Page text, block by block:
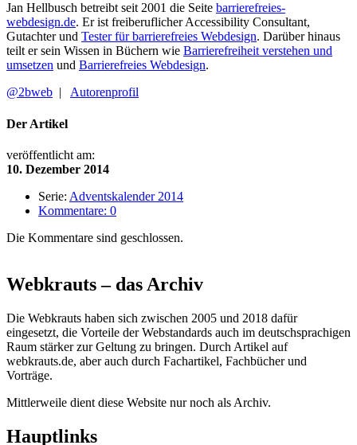
Jan Hellbusch betreibt seit 2001 die Seite barrierefreies-
webdesign.de. Er ist freiberuflicher Accessibility Consultant,
Gutachter und Tester für barrierefreies Webdesign. Darüber hinaus
teilt er sein Wissen in Büchern wie Barrierefreiheit verstehen und
umsetzen und Barrierefreies Webdesign.
@2bweb | Autorenprofil
Der Artikel
veröffentlicht am:
10. Dezember 2014
Serie: Adventskalender 2014
Kommentare: 0
Die Kommentare sind geschlossen.
Webkrauts – das Archiv
Die Webkrauts haben sich zwischen 2005 und 2018 dafür
eingesetzt, die Vorteile der Webstandards auch im deutschsprachigen
Raum stärker zur Geltung zu bringen. Durch Artikel auf
webkrauts.de, aber auch durch Fachartikel, Fachbücher und
Vorträge.
Mittlerweile dient diese Website nur noch als Archiv.
Hauptlinks